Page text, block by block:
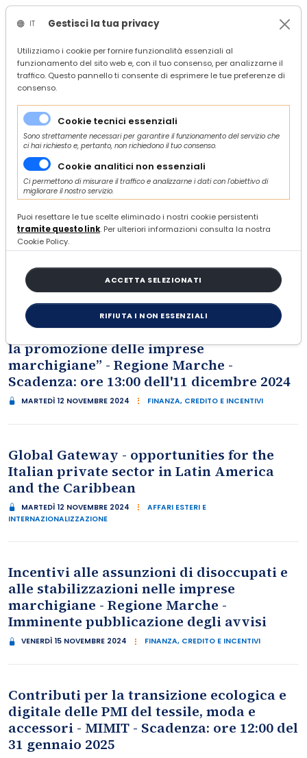
/ Confindustria Ascoli Piceno
/ search
/
8 ARTICOLI
ORDINA E FILTRA
Classifica delle principali
VENERDÌ 08 NOVEMBRE 2024 STUDI E ANALISI
Bando “Expo 2025 Osaka: una vetrina per
la promozione delle imprese
marchigiane” - Regione Marche -
Scadenza: ore 13:00 dell'11 dicembre 2024
MARTEDÌ 12 NOVEMBRE 2024 FINANZA, CREDITO E INCENTIVI
Global Gateway - opportunities for the
Italian private sector in Latin America
and the Caribbean
MARTEDÌ 12 NOVEMBRE 2024
AFFARI ESTERI E
INTERNAZIONALIZZAZIONE
Incentivi alle assunzioni di disoccupati e
alle stabilizzazioni nelle imprese
marchigiane - Regione Marche -
Imminente pubblicazione degli avvisi
VENERDÌ 15 NOVEMBRE 2024 FINANZA, CREDITO E INCENTIVI
Contributi per la transizione ecologica e
digitale delle PMI del tessile, moda e
accessori - MIMIT - Scadenza: ore 12:00 del
31 gennaio 2025
IT Gestisci la tua privacy
Utilizziamo i cookie per fornire funzionalità essenziali al
funzionamento del sito web e, con il tuo consenso, per analizzarne il
traffico. Questo pannello ti consente di esprimere le tue preferenze di
consenso.
Cookie tecnici essenziali
Sono strettamente necessari per garantire il funzionamento del servizio che
ci hai richiesto e, pertanto, non richiedono il tuo consenso.
Cookie analitici non essenziali
Ci permettono di misurare il traffico e analizzarne i dati con l'obiettivo di
migliorare il nostro servizio.
Puoi resettare le tue scelte eliminado i nostri cookie persistenti
tramite questo link. Per ulteriori informazioni consulta la nostra
Cookie Policy.
ACCETTA SELEZIONATI
RIFIUTA I NON ESSENZIALI